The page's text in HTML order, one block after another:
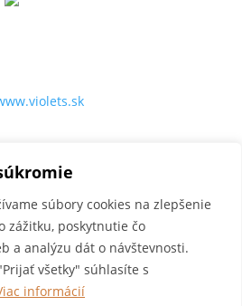
súbory cookies na zlepšenie
zážitku, poskytnutie čo
a analýzu dát o návštevnosti.
všetky" súhlasíte s
informácií
group, s.r.o. Všetky práva
vyhradené.
byTilda Publishing
cookies| Zásady ochrany
údajov